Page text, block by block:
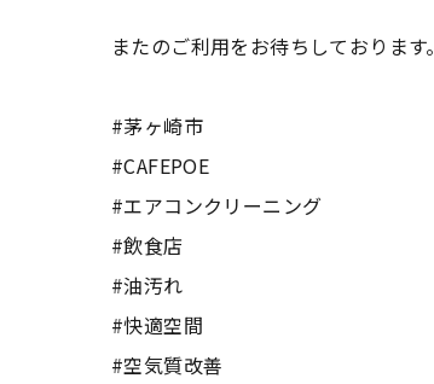
またのご利用をお待ちしております。
#茅ヶ崎市
#CAFEPOE
#エアコンクリーニング
#飲食店
#油汚れ
#快適空間
#空気質改善